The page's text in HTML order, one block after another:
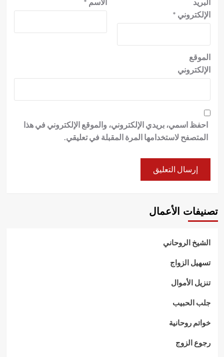
الإلكتروني *
الموقع
الإلكتروني
احفظ اسمي، بريدي الإلكتروني، والموقع الإلكتروني في هذا
المتصفح لاستخدامها المرة المقبلة في تعليقي.
تصنيفات الأعمال
الشيخ الروحاني
تسهيل الزواج
تنزيل الأموال
جلب الحبيب
خواتم روحانية
رجوع الزوج